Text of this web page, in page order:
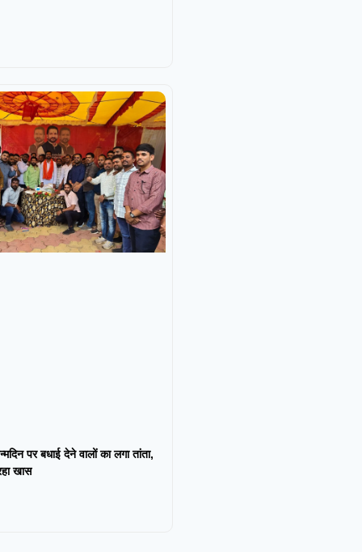
पर बधाई देने वालों का लगा तांता,
खास